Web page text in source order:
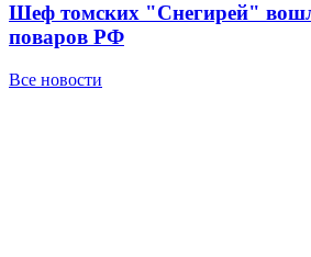
Шеф томских "Снегирей"
поваров РФ
Все новости